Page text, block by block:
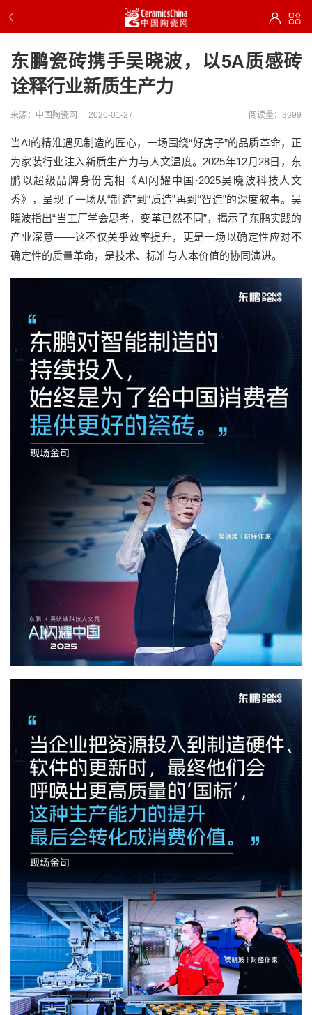
东鹏瓷砖携手吴晓波，以5A质感砖
诠释行业新质生产力
来源：中国陶瓷网 2026-01-27 阅读量：3699
当AI的精准遇见制造的匠心，一场围绕“好房子”的品质革命，正
为家装行业注入新质生产力与人文温度。2025年12月28日，东
鹏以超级品牌身份亮相《AI闪耀中国·2025吴晓波科技人文
秀》，呈现了一场从“制造”到“质造”再到“智造”的深度叙事。吴
晓波指出“当工厂学会思考，变革已然不同”，揭示了东鹏实践的
产业深意——这不仅关乎效率提升，更是一场以确定性应对不
确定性的质量革命，是技术、标准与人本价值的协同演进。